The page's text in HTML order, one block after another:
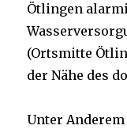
Ötlingen
(Ortsmitte
der Nähe des
Unter